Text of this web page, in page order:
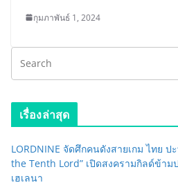
กุมภาพันธ์ 1, 2024
เรื่องล่าสุด
LORDNINE จัดศึกคนดังสายเกม ไทย
the Tenth Lord” เปิดสงครามกิลด์ข้าม
เฮเลนา